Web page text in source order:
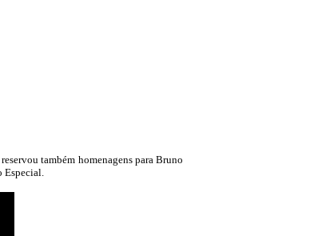
também homenagens para Bruno
Especial.